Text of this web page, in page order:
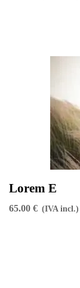
Lorem E
65.00 € (IVA incl.)